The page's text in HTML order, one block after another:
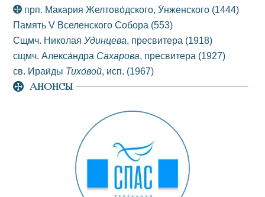
прп. Макария Желтово́дского, У́нженского (1444)
Память V Вселенского Собора (553)
Сщмч. НиколаяУдинцева, пресвитера (1918)
сщмч. Алекса́ндра Сахарова, пресвитера (1927)
св. Ираи́ды Тихо́вой, исп. (1967)
АНОНСЫ